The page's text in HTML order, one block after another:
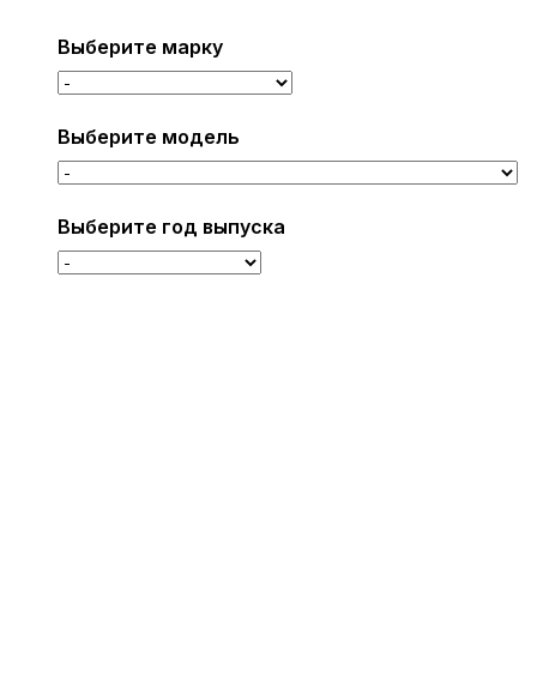
Выберите марку
Выберите модель
Выберите год выпуска